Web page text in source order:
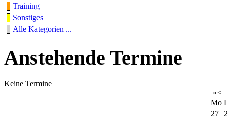
Training
Sonstiges
Alle Kategorien ...
Anstehende Termine
Keine Termine
«<
Mo
27